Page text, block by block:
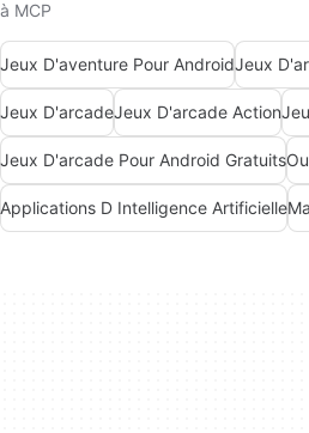
à MCP
Jeux D'aventure Pour AndroidJeux
Jeux D'arcadeJeux D'arcade Action
Jeux D'arcade Pour Android Gratuits
Applications D Intelligence Artificielle